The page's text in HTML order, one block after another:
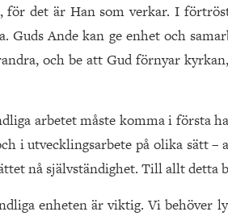
för det är Han som verkar. I
Guds Ande kan ge enhet och
och be att Gud förnyar
arbetet måste komma i första
i utvecklingsarbete på olika sätt
nå självständighet. Till allt detta
enheten är viktig. Vi behöver